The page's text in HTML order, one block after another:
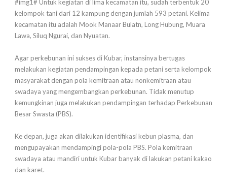
#img1# Untuk kegiatan di lima kecamatan itu, sudah terbentuk 20
kelompok tani dari 12 kampung dengan jumlah 593 petani. Kelima
kecamatan itu adalah Mook Manaar Bulatn, Long Hubung, Muara
Lawa, Siluq Ngurai, dan Nyuatan.
Agar perkebunan ini sukses di Kubar, instansinya bertugas
melakukan kegiatan pendampingan kepada petani serta kelompok
masyarakat dengan pola kemitraan atau nonkemitraan atau
swadaya yang mengembangkan perkebunan. Tidak menutup
kemungkinan juga melakukan pendampingan terhadap Perkebunan
Besar Swasta (PBS).
Ke depan, juga akan dilakukan identifikasi kebun plasma, dan
mengupayakan mendampingi pola-pola PBS. Pola kemitraan
swadaya atau mandiri untuk Kubar banyak di lakukan petani kakao
dan karet.